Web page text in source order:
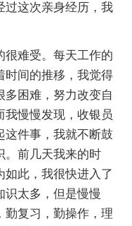
过这次亲身经历，我
很难受。每天工作的
时间的推移，我觉得
多困难，努力改变自
我慢慢发现，收银员
这件事，我就不断鼓
。前几天我来的时
如此，我很快进入了
识太多，但是慢慢
勤复习，勤操作，理